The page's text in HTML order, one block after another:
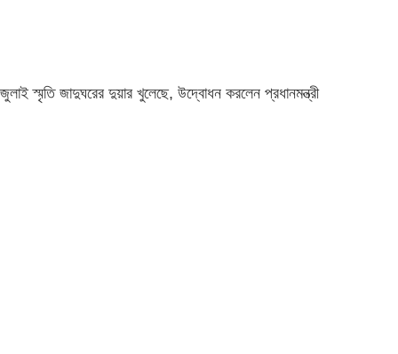
জুলাই স্মৃতি জাদুঘরের দুয়ার খুলেছে, উদ্বোধন করলেন প্রধানমন্ত্রী